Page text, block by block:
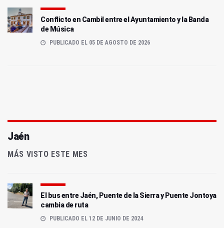
Conflicto en Cambil entre el Ayuntamiento y la Banda
de Música
PUBLICADO EL 05 DE AGOSTO DE 2026
Jaén
MÁS VISTO ESTE MES
El bus entre Jaén, Puente de la Sierra y Puente Jontoya
cambia de ruta
PUBLICADO EL 12 DE JUNIO DE 2024